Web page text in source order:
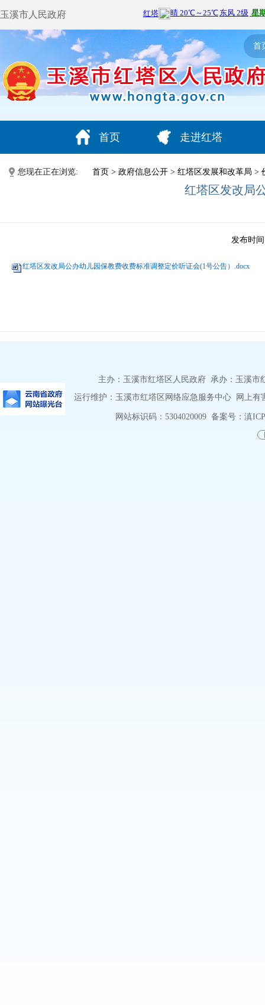
玉溪市人民政府
首
首页 走进红塔
您现在正在浏览: 首页 > 政府信息公开 > 红塔区发展和改革局 >
红塔区发改局
发布时间
红塔区发改局公办幼儿园保教费收费标准调整定价听证会(1号公告）.docx
主办：玉溪市红塔区人民政府 承办：玉溪市
运行维护：玉溪市红塔区网络应急服务中心 网上有
网站标识码：5304020009备案号：滇